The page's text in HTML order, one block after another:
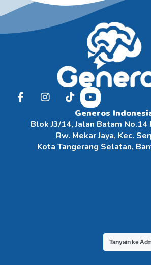
Generos
Blok J3/14, Jalan Batam No.14
Rw. Mekar Jaya, Kec.
Kota Tangerang Selatan,
Tanyain ke